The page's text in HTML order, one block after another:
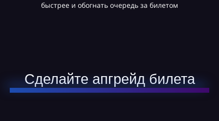
быстрее и обогнать очередь за билетом
Сделайте апгрейд билета